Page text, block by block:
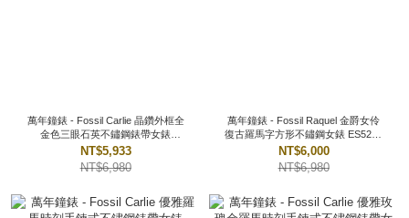
萬年鐘錶 - Fossil Carlie 晶鑽外框全
金色三眼石英不鏽鋼錶帶女錶
ES5358 錶徑36MM
NT$5,933
NT$6,980
萬年鐘錶 - Fossil Raquel 金爵女伶
復古羅馬字方形不鏽鋼女錶 ES5271
錶徑23MM
NT$6,000
NT$6,980